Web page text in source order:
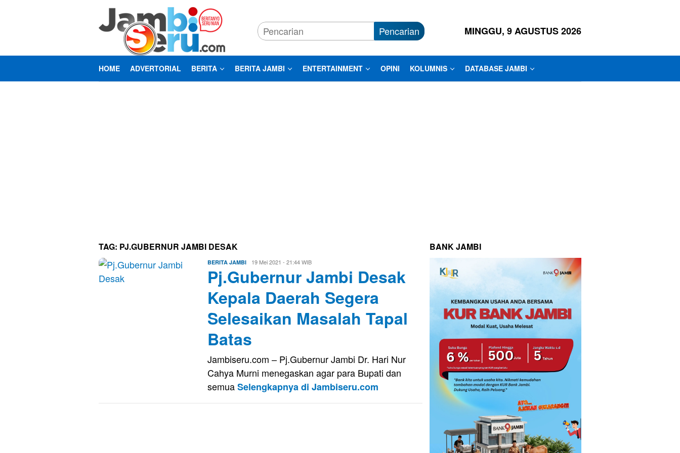
Pencarian MINGGU, 9 AGUSTUS 2026
HOME ADVERTORIAL BERITA BERITA JAMBI ENTERTAINMENT OPINI KOLUMNIS DATABASE JAMBI
TAG: PJ.GUBERNUR JAMBI DESAK
BERITA JAMBI Eri
Saputra
19 Mei 2021 - 21:44 WIB
Pj.Gubernur Jambi Desak
Kepala Daerah Segera
Selesaikan Masalah Tapal
Batas
Jambiseru.com – Pj.Gubernur Jambi Dr. Hari Nur
Cahya Murni menegaskan agar para Bupati dan
semuaSelengkapnya di Jambiseru.com
BANK JAMBI